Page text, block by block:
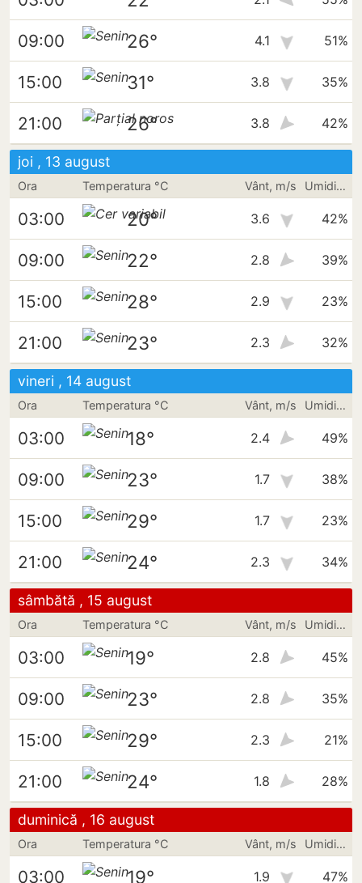
09:00 26° 4.1 51%
15:00 31° 3.8 35%
21:00 26° 3.8 42%
joi , 13 august
Ora Temperatura °C Vânt, m/s Umiditate
03:00 20° 3.6 42%
09:00 22° 2.8 39%
15:00 28° 2.9 23%
21:00 23° 2.3 32%
vineri , 14 august
Ora Temperatura °C Vânt, m/s Umiditate
03:00 18° 2.4 49%
09:00 23° 1.7 38%
15:00 29° 1.7 23%
21:00 24° 2.3 34%
sâmbătă , 15 august
Ora Temperatura °C Vânt, m/s Umiditate
03:00 19° 2.8 45%
09:00 23° 2.8 35%
15:00 29° 2.3 21%
21:00 24° 1.8 28%
duminică , 16 august
Ora Temperatura °C Vânt, m/s Umiditate
03:00 19° 1.9 47%